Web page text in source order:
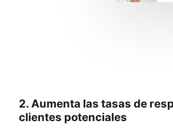
2. Aumenta las tasas de
clientes potenciales